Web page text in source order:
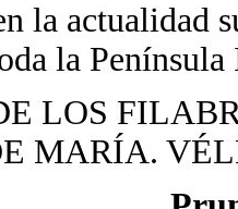
la actualidad
la Península
LOS
MARÍA.